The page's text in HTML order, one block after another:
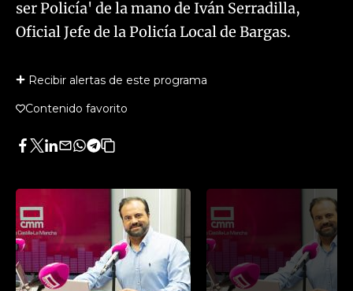
ser Policía' de la mano de Iván Serradilla,
Oficial Jefe de la Policía Local de Bargas.
Recibir alertas de este programa
Contenido favorito
Facebook
Twitter
LinkedIn
Enviar
Whatsapp
Telegram
Copiar
artículo